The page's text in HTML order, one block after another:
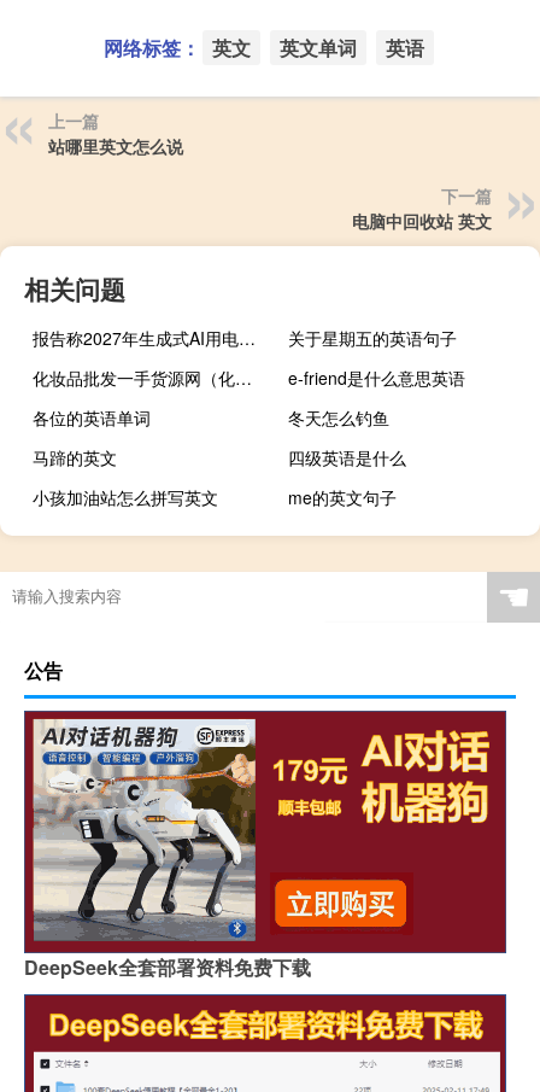
网络标签： 英文 英文单词 英语
上一篇
站哪里英文怎么说
下一篇
电脑中回收站 英文
相关问题
报告称2027年生成式AI用电量将超过某些国家一年耗电
关于星期五的英语句子
化妆品批发一手货源网（化妆品货源）
e-friend是什么意思英语
各位的英语单词
冬天怎么钓鱼
马蹄的英文
四级英语是什么
小孩加油站怎么拼写英文
me的英文句子
☚
公告
DeepSeek全套部署资料免费下载